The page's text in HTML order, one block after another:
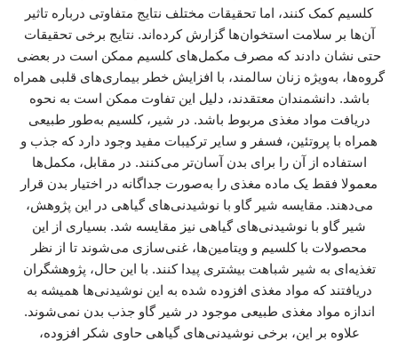
کلسیم کمک کنند، اما تحقیقات مختلف نتایج متفاوتی درباره تاثیر
آن‌ها بر سلامت استخوان‌ها گزارش کرده‌اند. نتایج برخی تحقیقات
حتی نشان دادند که مصرف مکمل‌های کلسیم ممکن است در بعضی
گروه‌ها، به‌ویژه زنان سالمند، با افزایش خطر بیماری‌های قلبی همراه
باشد. دانشمندان معتقدند، دلیل این تفاوت ممکن است به نحوه
دریافت مواد مغذی مربوط باشد. در شیر، کلسیم به‌طور طبیعی
همراه با پروتئین، فسفر و سایر ترکیبات مفید وجود دارد که جذب و
استفاده از آن را برای بدن آسان‌تر می‌کنند. در مقابل، مکمل‌ها
معمولا فقط یک ماده مغذی را به‌صورت جداگانه در اختیار بدن قرار
می‌دهند. مقایسه شیر گاو با نوشیدنی‌های گیاهی در این پژوهش،
شیر گاو با نوشیدنی‌های گیاهی نیز مقایسه شد. بسیاری از این
محصولات با کلسیم و ویتامین‌ها، غنی‌سازی می‌شوند تا از نظر
تغذیه‌ای به شیر شباهت بیشتری پیدا کنند. با این حال، پژوهشگران
دریافتند که مواد مغذی افزوده‌ شده به این نوشیدنی‌ها همیشه به
اندازه مواد مغذی طبیعی موجود در شیر گاو جذب بدن نمی‌شوند.
علاوه بر این، برخی نوشیدنی‌های گیاهی حاوی شکر افزوده،